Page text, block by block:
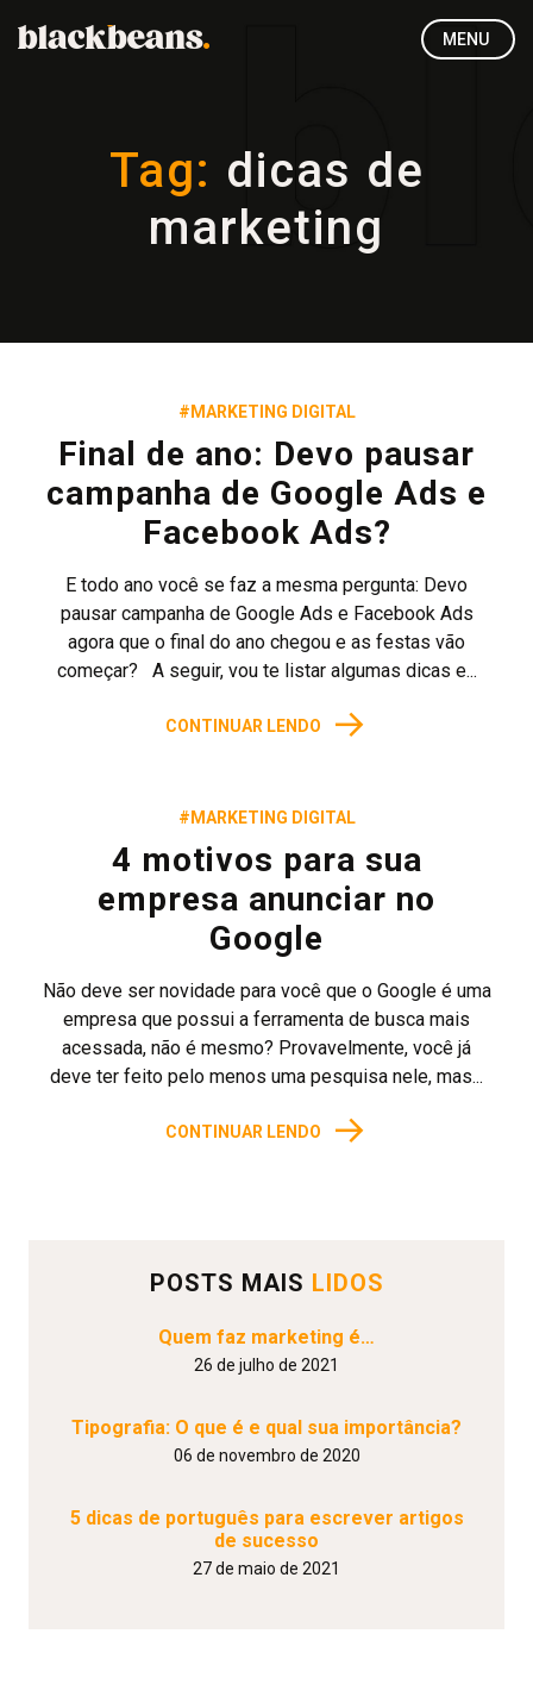
MENU
Tag: dicas de
marketing
#MARKETING DIGITAL
Final de ano: Devo pausar
campanha de Google Ads e
Facebook Ads?
E todo ano você se faz a mesma pergunta: Devo
pausar campanha de Google Ads e Facebook Ads
agora que o final do ano chegou e as festas vão
começar? A seguir, vou te listar algumas dicas e...
CONTINUAR LENDO →
#MARKETING DIGITAL
4 motivos para sua
empresa anunciar no
Google
Não deve ser novidade para você que o Google é uma
empresa que possui a ferramenta de busca mais
acessada, não é mesmo? Provavelmente, você já
deve ter feito pelo menos uma pesquisa nele, mas...
CONTINUAR LENDO →
POSTS MAIS LIDOS
Quem faz marketing é…
26 de julho de 2021
Tipografia: O que é e qual sua importância?
06 de novembro de 2020
5 dicas de português para escrever artigos
de sucesso
27 de maio de 2021